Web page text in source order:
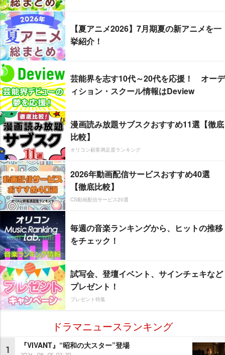
【夏アニメ2026】7月期夏の新アニメを一
挙紹介！
芸能界を志す10代～20代を応援！ オーデ
ィション・スクール情報はDeview
漫画読み放題サブスクおすすめ11選【徹底
比較】
オリコン顧客満足度ランキング
2026年動画配信サービスおすすめ40選
【徹底比較】
CS動画配信サービス20選
毎週の音楽ランキングから、ヒットの推移
をチェック！
試写会、登壇イベント、サインチェキなど
プレゼント！
プレゼント特集
ドラマニュースランキング
1 『VIVANT』“昭和の大スター”登場